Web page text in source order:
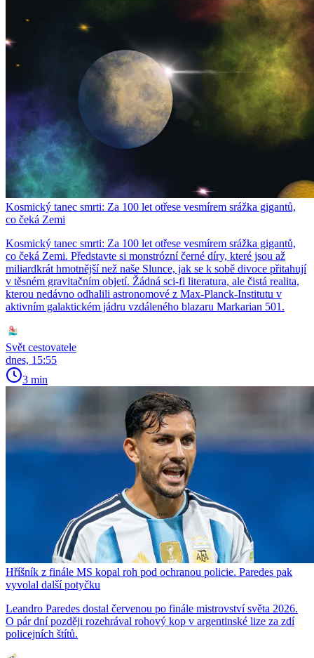
Kosmický tanec smrti: Za 100 let otřese vesmírem srážka gigantů,
co čeká Zemi
Kosmický tanec smrti: Za 100 let otřese vesmírem srážka gigantů,
co čeká Zemi. Představte si monstrózní černé díry, které jsou až
miliardkrát hmotnější než naše Slunce, jak se k sobě divoce přitahují
v těsném gravitačním objetí. Žádná sci-fi literatura, ale čistá realita,
kterou nedávno odhalili astronomové z Max-Planck-Institutu v
aktivním galaktickém jádru vzdáleného blazaru Markarian 501.
Svět cestovatele
dnes, 15:55
3 min
Hříšník z finále MS kopal roh pod ochranou policie. Paredes pak
vyvolal další potyčku
Leandro Paredes dostal červenou po finále mistrovství světa 2026.
O pár dní později rozehrával rohový kop v argentinské lize za zdí
policejních štítů.